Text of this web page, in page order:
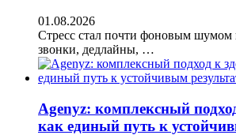
01.08.2026
Стресс стал почти фоновым
звонки, дедлайны, …
Agenyz: комплексный
как единый путь к